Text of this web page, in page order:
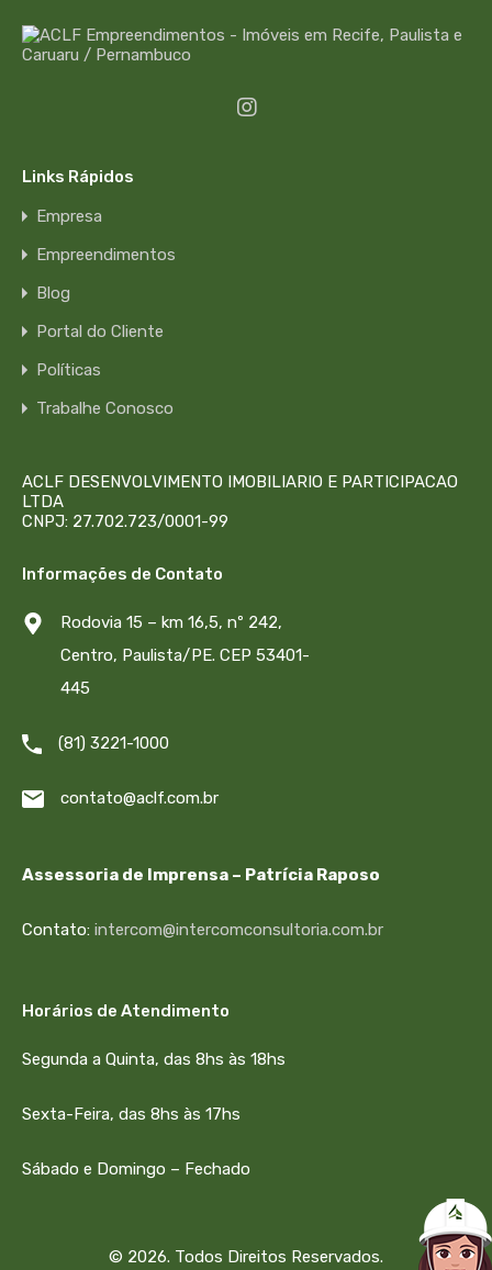
Links Rápidos
Empresa
Empreendimentos
Blog
Portal do Cliente
Políticas
Trabalhe Conosco
ACLF DESENVOLVIMENTO IMOBILIARIO E PARTICIPACAO
LTDA
CNPJ: 27.702.723/0001-99
Informações de Contato
Rodovia 15 – km 16,5, nº 242,
Centro, Paulista/PE. CEP 53401-
445
(81) 3221-1000
contato@aclf.com.br
Assessoria de Imprensa – Patrícia Raposo
Contato: intercom@intercomconsultoria.com.br
Horários de Atendimento
Segunda a Quinta, das 8hs às 18hs
Sexta-Feira, das 8hs às 17hs
Sábado e Domingo – Fechado
© 2026. Todos Direitos Reservados.